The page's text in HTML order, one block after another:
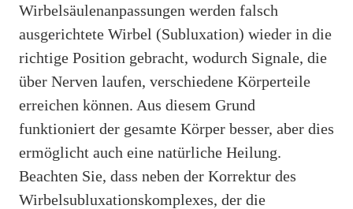
Wirbelsäulenanpassungen werden falsch
ausgerichtete Wirbel (Subluxation) wieder in die
richtige Position gebracht, wodurch Signale, die
über Nerven laufen, verschiedene Körperteile
erreichen können. Aus diesem Grund
funktioniert der gesamte Körper besser, aber dies
ermöglicht auch eine natürliche Heilung.
Beachten Sie, dass neben der Korrektur des
Wirbelsubluxationskomplexes, der die